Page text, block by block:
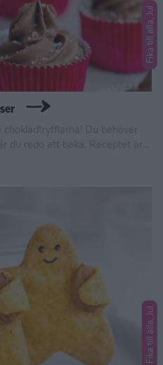
Fika till alla, Jul
Fika till alla, Jul